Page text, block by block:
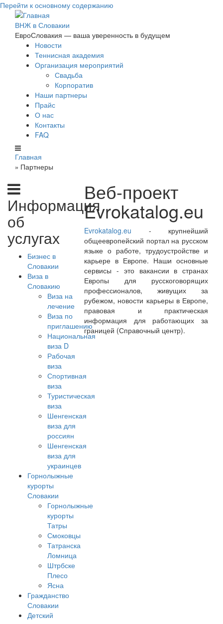
Перейти к основному содержанию
ВНЖ в Словакии
ЕвроСловакия — ваша уверенность в будущем
Новости
Теннисная академия
Организация мероприятий
Свадьба
Корпоратив
Наши партнеры
Прайс
О нас
Контакты
FAQ
Главная
» Партнеры
Информация
об
услугах
Бизнес в
Словакии
Виза в
Словакию
Виза на
лечение
Виза по
приглашению
Национальная
виза D
Рабочая
виза
Спортивная
виза
Туристическая
виза
Шенгенская
виза для
россиян
Шенгенская
виза для
украинцев
Горнолыжные
курорты
Словакии
Горнолыжные
курорты
Татры
Смоковцы
Татранска
Ломница
Штрбске
Плесо
Ясна
Гражданство
Словакии
Детский
Веб-проект
Evrokatalog.eu
Evrokatalog.eu - крупнейший
общеевропейский портал на русском
языке о работе, трудоустройстве и
карьере в Европе. Наши основные
сервисы - это вакансии в странах
Европы для русскоговорящих
профессионалов, живущих за
рубежом, новости карьеры в Европе,
правовая и практическая
информация для работающих за
границей (Справочный центр).